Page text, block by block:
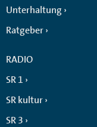
Unterhaltung
Ratgeber
RADIO
SR 1
SR kultur
SR 3